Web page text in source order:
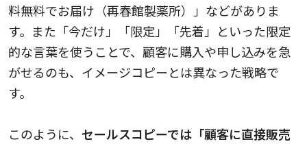
料無料でお届け（再春館製薬所）」などがありま
す。また「今だけ」「限定」「先着」といった限定
的な言葉を使うことで、顧客に購入や申し込みを急
がせるのも、イメージコピーとは異なった戦略で
す。
このように、 セールスコピーでは「顧客に直接販売